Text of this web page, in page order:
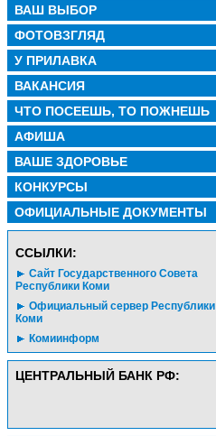
ВАШ ВЫБОР
ФОТОВЗГЛЯД
У ПРИЛАВКА
ВАКАНСИЯ
ЧТО ПОСЕЕШЬ, ТО ПОЖНЕШЬ
АФИША
ВАШЕ ЗДОРОВЬЕ
КОНКУРСЫ
ОФИЦИАЛЬНЫЕ ДОКУМЕНТЫ
CСЫЛКИ:
Сайт Государственного Совета
Республики Коми
Официальный сервер Республики
Коми
Комиинформ
ЦЕНТРАЛЬНЫЙ БАНК РФ: